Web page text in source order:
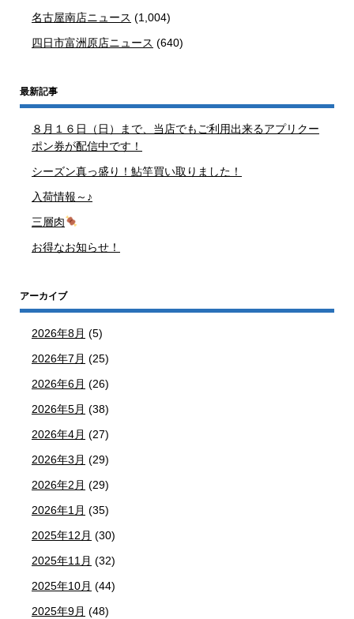
名古屋南店ニュース (1,004)
四日市富洲原店ニュース (640)
最新記事
８月１６日（日）まで、当店でもご利用出来るアプリクー
ポン券が配信中です！
シーズン真っ盛り！鮎竿買い取りました！
入荷情報～♪
三層肉
お得なお知らせ！
アーカイブ
2026年8月 (5)
2026年7月 (25)
2026年6月 (26)
2026年5月 (38)
2026年4月 (27)
2026年3月 (29)
2026年2月 (29)
2026年1月 (35)
2025年12月 (30)
2025年11月 (32)
2025年10月 (44)
2025年9月 (48)